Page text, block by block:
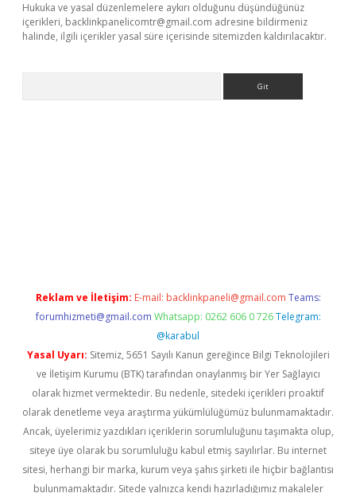
Hukuka ve yasal düzenlemelere aykırı olduğunu düşündüğünüz
içerikleri, backlinkpanelicomtr@gmail.com adresine bildirmeniz
halinde, ilgili içerikler yasal süre içerisinde sitemizden kaldırılacaktır.
Reklam ve İletişim: E-mail: backlinkpaneli@gmail.com Teams:
forumhizmeti@gmail.com Whatsapp: 0262 606 0 726 Telegram:
@karabul
Yasal Uyarı: Sitemiz, 5651 Sayılı Kanun gereğince Bilgi Teknolojileri
ve İletişim Kurumu (BTK) tarafından onaylanmış bir Yer Sağlayıcı
olarak hizmet vermektedir. Bu nedenle, sitedeki içerikleri proaktif
olarak denetleme veya araştırma yükümlülüğümüz bulunmamaktadır.
Ancak, üyelerimiz yazdıkları içeriklerin sorumluluğunu taşımakta olup,
siteye üye olarak bu sorumluluğu kabul etmiş sayılırlar. Bu internet
sitesi, herhangi bir marka, kurum veya şahıs şirketi ile hiçbir bağlantısı
bulunmamaktadır. Sitede yalnızca kendi hazırladığımız makaleler